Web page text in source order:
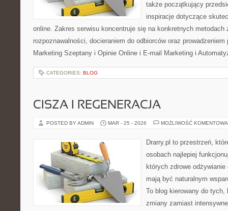
także początkujący
inspiracje dotyczące
online. Zakres serwisu koncentruje się na konkretnych metodach
rozpoznawalności, docieraniem do odbiorców oraz
Marketing Szeptany i Opinie Online i E-mail Marketing i
CATEGORIES: BLOG
CISZA I REGENERACJA
POSTED BY ADMIN MAR - 25 - 2026 MOŻLIWOŚĆ
Drarry.pl to przestrzeń,
osobach najlepiej
których zdrowe
mają być naturalnym
To blog kierowany do tych,
zmiany zamiast